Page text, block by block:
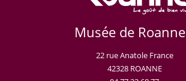
Musée de Roanne
22 rue Anatole France
42328 ROANNE